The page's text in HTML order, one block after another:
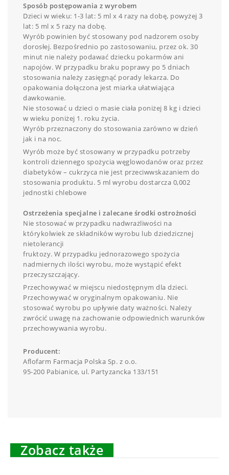
Sposób postępowania z wyrobem
Dzieci w wieku: 1-3 lat: 5 ml x 4 razy na dobę, powyżej 3
lat: 5 ml x 5 razy na dobę.
Wyrób powinien być stosowany pod nadzorem osoby
dorosłej. Bezpośrednio po zastosowaniu, przez ok. 30
minut nie należy podawać dziecku pokarmów ani
napojów. W przypadku braku poprawy po 5 dniach
stosowania należy zasięgnąć porady lekarza. Do
opakowania dołączona jest miarka ułatwiająca
dawkowanie.
Nie stosować u dzieci o masie ciała poniżej 8 kg i dzieci
w wieku poniżej 1. roku życia.
Wyrób przeznaczony do stosowania zarówno w dzień
jak i na noc.
Wyrób może być stosowany w przypadku potrzeby
kontroli dziennego spożycia węglowodanów oraz przez
diabetyków – cukrzyca nie jest przeciwwskazaniem do
stosowania produktu. 5 ml wyrobu dostarcza 0,002
jednostki chlebowe
Ostrzeżenia specjalne i zalecane środki ostrożności
Nie stosować w przypadku nadwrażliwości na
którykolwiek ze składników wyrobu lub dziedzicznej
nietolerancji
fruktozy. W przypadku jednorazowego spożycia
nadmiernych ilości wyrobu, może wystąpić efekt
przeczyszczający.
Przechowywać w miejscu niedostępnym dla dzieci.
Przechowywać w oryginalnym opakowaniu. Nie
stosować wyrobu po upływie daty ważności. Należy
zwrócić uwagę na zachowanie odpowiednich warunków
przechowywania wyrobu.
Producent:
Aflofarm Farmacja Polska Sp. z o.o.
95-200 Pabianice, ul. Partyzancka 133/151
Zobacz także